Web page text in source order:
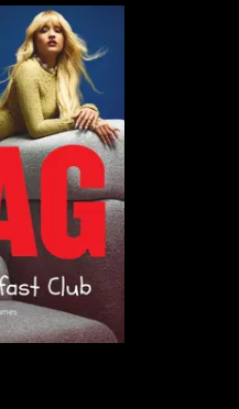
o tym na platformach
zdjęcia, na których